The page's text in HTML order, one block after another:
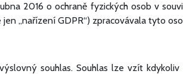
2016 o ochraně fyzických osob v
„nařízení GDPR“) zpracovávala tyto
souhlas. Souhlas lze vzít